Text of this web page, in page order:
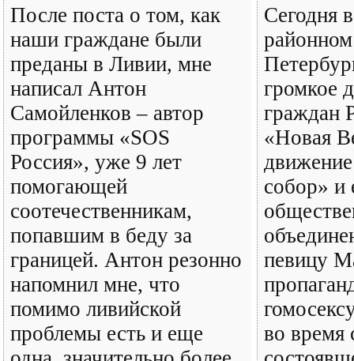
После поста о том, как
наши граждане были
преданы в Ливии, мне
написал Антон
Самойленков – автор
программы «SOS
Россия», уже 9 лет
помогающей
соотечественникам,
попавшим в беду за
границей. Антон резонно
напомнил мне, что
помимо ливийской
проблемы есть и еще
Сегодня
громкое
граждан
«Новая
собор» и
певицу
во время